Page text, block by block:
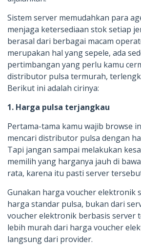
Sistem server memudahkan para
menjaga ketersediaan stok setiap
berasal dari berbagai macam
merupakan hal yang sepele, ada
pertimbangan yang perlu kamu
distributor pulsa termurah,
Berikut ini adalah cirinya:
1. Harga pulsa terjangkau
Pertama-tama kamu wajib browse
mencari distributor pulsa dengan
Tapi jangan sampai melakukan
memilih yang harganya jauh di
rata, karena itu pasti server
Gunakan harga voucher elektronik
harga standar pulsa, bukan dari
voucher elektronik berbasis server
lebih murah dari harga voucher
langsung dari provider.